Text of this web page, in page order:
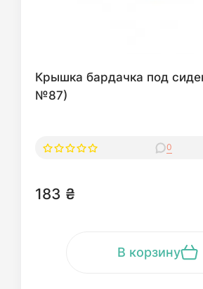
Крышка бардачка под
№87)
0
183 ₴
В корзину